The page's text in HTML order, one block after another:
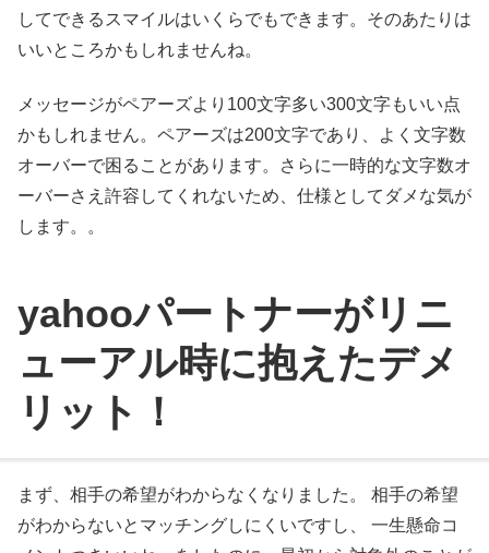
してできるスマイルはいくらでもできます。そのあたりは
いいところかもしれませんね。
メッセージがペアーズより100文字多い300文字もいい点
かもしれません。ペアーズは200文字であり、よく文字数
オーバーで困ることがあります。さらに一時的な文字数オ
ーバーさえ許容してくれないため、仕様としてダメな気が
します。。
yahooパートナーがリニ
ューアル時に抱えたデメ
リット！
まず、相手の希望がわからなくなりました。 相手の希望
がわからないとマッチングしにくいですし、 一生懸命コ